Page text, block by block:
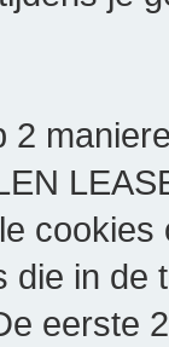
die in de
eerste